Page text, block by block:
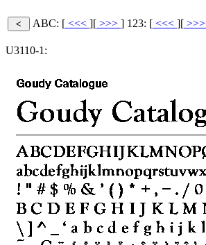
ABC: [ <<< ][ >>> ] 123: [ <<< ][ >>>
U3110-1: